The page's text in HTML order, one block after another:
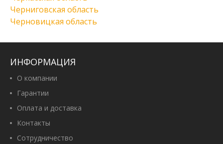
Черниговская область
Черновицкая область
ИНФОРМАЦИЯ
О компании
Гарантии
Оплата и доставка
Контакты
Сотрудничество